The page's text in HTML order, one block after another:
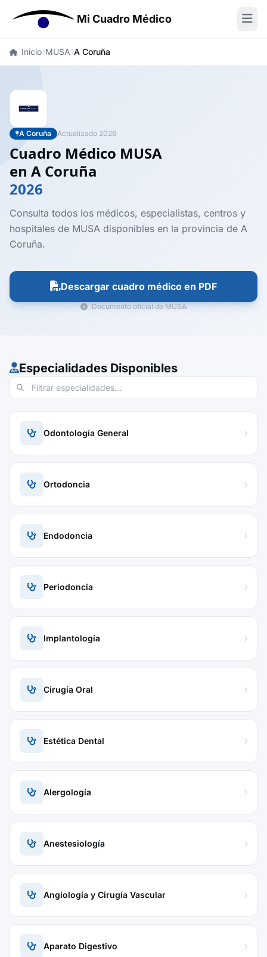
Mi Cuadro Médico
Inicio MUSA A Coruña
A Coruña Actualizado 2026
Cuadro Médico MUSA
en A Coruña
2026
Consulta todos los médicos, especialistas, centros y
hospitales de MUSA disponibles en la provincia de A
Coruña.
Descargar cuadro médico en PDF
Documento oficial de MUSA
Especialidades Disponibles
Odontología General
Ortodoncia
Endodoncia
Periodoncia
Implantología
Cirugía Oral
Estética Dental
Alergología
Anestesiología
Angiología y Cirugía Vascular
Aparato Digestivo